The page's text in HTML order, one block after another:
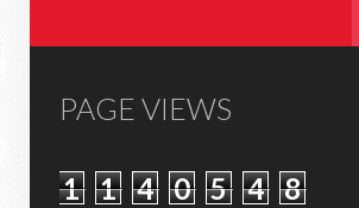
PAGE VIEWS
1 1 4 0 5 4 8